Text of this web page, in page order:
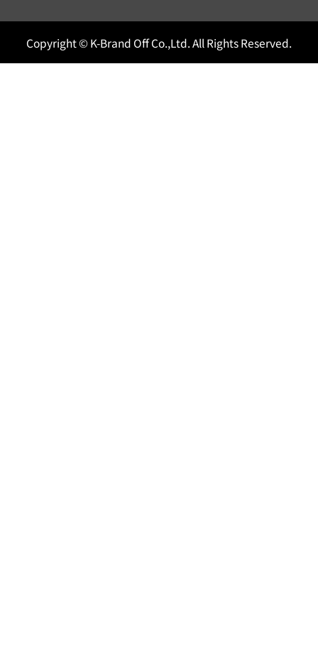
Copyright © K-Brand Off Co.,Ltd. All Rights Reserved.